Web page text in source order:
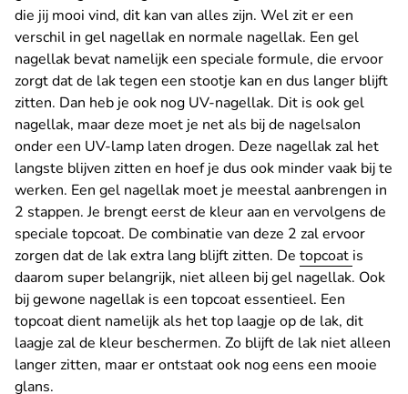
die jij mooi vind, dit kan van alles zijn. Wel zit er een
verschil in gel nagellak en normale nagellak. Een gel
nagellak bevat namelijk een speciale formule, die ervoor
zorgt dat de lak tegen een stootje kan en dus langer blijft
zitten. Dan heb je ook nog UV-nagellak. Dit is ook gel
nagellak, maar deze moet je net als bij de nagelsalon
onder een UV-lamp laten drogen. Deze nagellak zal het
langste blijven zitten en hoef je dus ook minder vaak bij te
werken. Een gel nagellak moet je meestal aanbrengen in
2 stappen. Je brengt eerst de kleur aan en vervolgens de
speciale topcoat. De combinatie van deze 2 zal ervoor
zorgen dat de lak extra lang blijft zitten. De topcoat is
daarom super belangrijk, niet alleen bij gel nagellak. Ook
bij gewone nagellak is een topcoat essentieel. Een
topcoat dient namelijk als het top laagje op de lak, dit
laagje zal de kleur beschermen. Zo blijft de lak niet alleen
langer zitten, maar er ontstaat ook nog eens een mooie
glans.